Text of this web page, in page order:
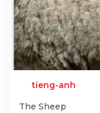
tieng-anh
The Sheep